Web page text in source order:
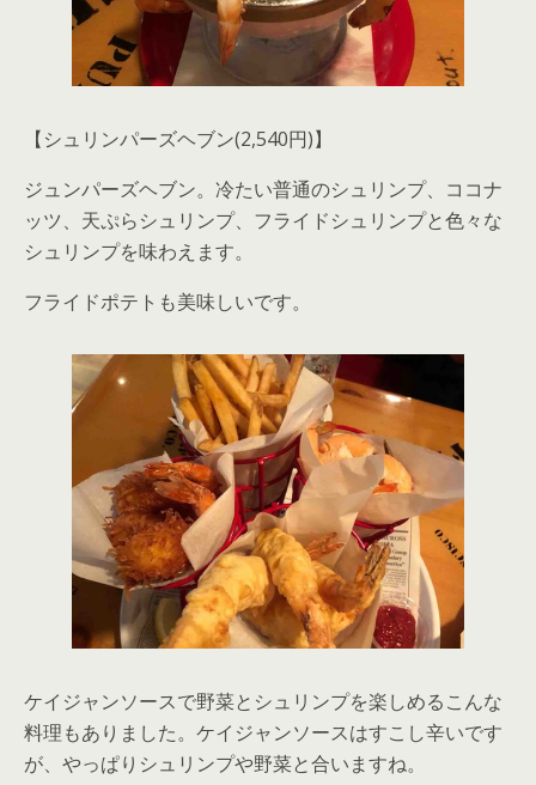
【シュリンパーズヘブン(2,540円)】
ジュンパーズヘブン。冷たい普通のシュリンプ、ココナ
ッツ、天ぷらシュリンプ、フライドシュリンプと色々な
シュリンプを味わえます。
フライドポテトも美味しいです。
ケイジャンソースで野菜とシュリンプを楽しめるこんな
料理もありました。ケイジャンソースはすこし辛いです
が、やっぱりシュリンプや野菜と合いますね。